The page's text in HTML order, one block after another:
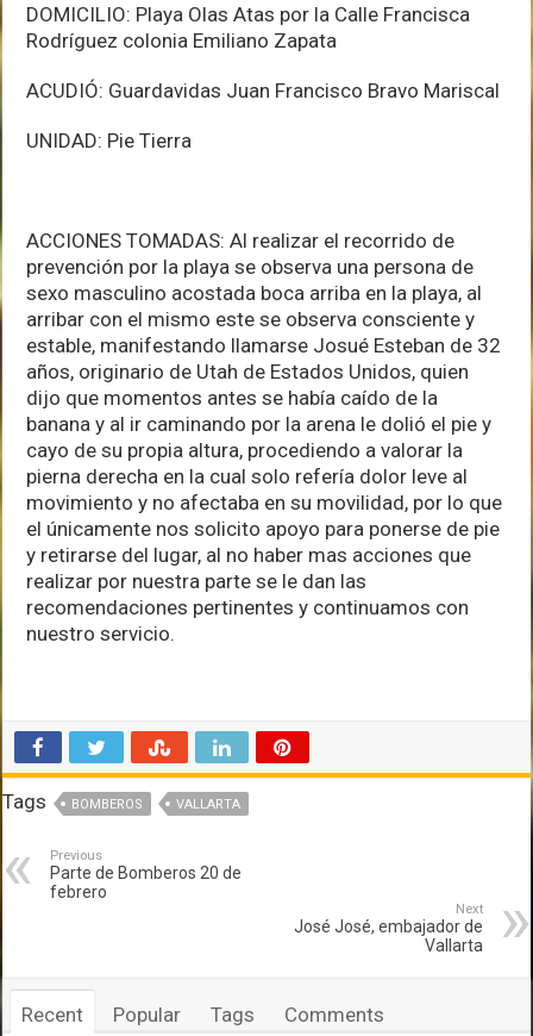
DOMICILIO: Playa Olas Atas por la Calle Francisca
Rodríguez colonia Emiliano Zapata
ACUDIÓ: Guardavidas Juan Francisco Bravo Mariscal
UNIDAD: Pie Tierra
ACCIONES TOMADAS: Al realizar el recorrido de
prevención por la playa se observa una persona de
sexo masculino acostada boca arriba en la playa, al
arribar con el mismo este se observa consciente y
estable, manifestando llamarse Josué Esteban de 32
años, originario de Utah de Estados Unidos, quien
dijo que momentos antes se había caído de la
banana y al ir caminando por la arena le dolió el pie y
cayo de su propia altura, procediendo a valorar la
pierna derecha en la cual solo refería dolor leve al
movimiento y no afectaba en su movilidad, por lo que
el únicamente nos solicito apoyo para ponerse de pie
y retirarse del lugar, al no haber mas acciones que
realizar por nuestra parte se le dan las
recomendaciones pertinentes y continuamos con
nuestro servicio.
Tags BOMBEROS VALLARTA
Previous
Parte de Bomberos 20 de
febrero
Next
José José, embajador de
Vallarta
Recent Popular Tags Comments